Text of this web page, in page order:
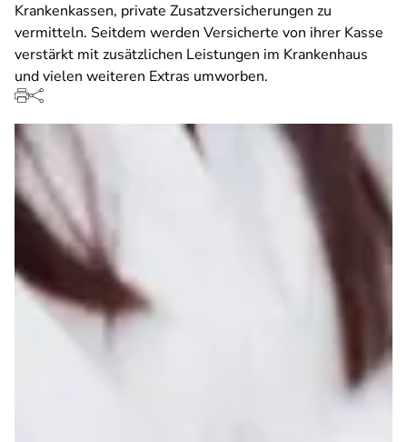
Krankenkassen, private Zusatzversicherungen zu
vermitteln. Seitdem werden Versicherte von ihrer Kasse
verstärkt mit zusätzlichen Leistungen im Krankenhaus
und vielen weiteren Extras umworben.